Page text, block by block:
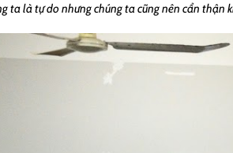
ta là tự do nhưng chúng ta cũng nên cẩn thận